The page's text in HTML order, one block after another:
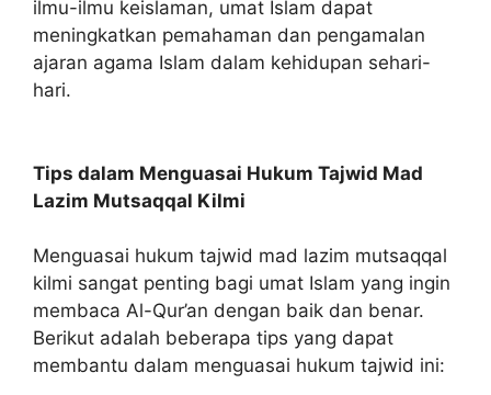
ilmu-ilmu keislaman, umat Islam dapat
meningkatkan pemahaman dan pengamalan
ajaran agama Islam dalam kehidupan sehari-
hari.
Tips dalam Menguasai Hukum Tajwid Mad
Lazim Mutsaqqal Kilmi
Menguasai hukum tajwid mad lazim mutsaqqal
kilmi sangat penting bagi umat Islam yang ingin
membaca Al-Qur’an dengan baik dan benar.
Berikut adalah beberapa tips yang dapat
membantu dalam menguasai hukum tajwid ini: